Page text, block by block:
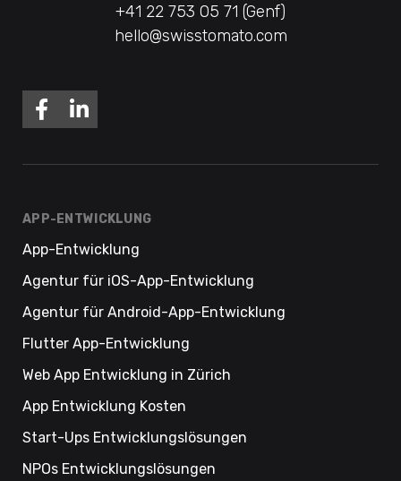
+41 22 753 05 71 (Genf)
hello@swisstomato.com
APP-ENTWICKLUNG
App-Entwicklung
Agentur für iOS-App-Entwicklung
Agentur für Android-App-Entwicklung
Flutter App-Entwicklung
Web App Entwicklung in Zürich
App Entwicklung Kosten
Start-Ups Entwicklungslösungen
NPOs Entwicklungslösungen